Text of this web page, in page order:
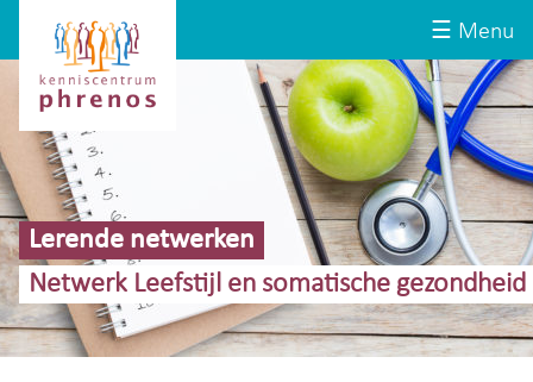
☰ Menu
Kenniscentrum
Phrenos
website
Lerende netwerken
Netwerk Leefstijl en somatische gezondheid